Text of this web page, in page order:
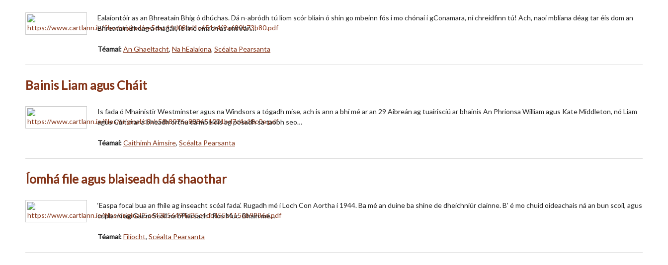
Ealaíontóir as an Bhreatain Bhig ó dhúchas. Dá n-abródh tú liom scór bliain ó shin go mbeinn fós i mo chónaí i gConamara, ní chreidfinn tú! Ach, naoi mbliana déag tar éis dom an
Bhreatain Bheag a fhágáil, le líne amach as amhrán…
Téamaí:An Ghaeltacht, Na hEalaíona, Scéalta Pearsanta
Bainis Liam agus Cháit
Is fada ó Mhainistir Westminster agus na Windsors a tógadh mise, ach is ann a bhí mé ar an 29 Aibreán ag tuairisciú ar bhainis An Phrionsa William agus Kate Middleton, nó Liam
agus Cáit mar a bheadh orthu dá mbeidís ag pósadh sa taobh seo…
Téamaí:Caithimh Aimsire, Scéalta Pearsanta
Íomhá file agus blaiseadh dá shaothar
‘Easpa focal bua an fhile ag inseacht scéal fada’. Rugadh mé i Loch Con Aortha i 1944. Ba mé an duine ba shine de dheichniúr clainne. B' é mo chuid oideachais ná an bun scoil, agus
cúpla mí ag Gairm Scoil na bPiarsach i Ros Muc. Bhain mé…
Téamaí:Filíocht, Scéalta Pearsanta